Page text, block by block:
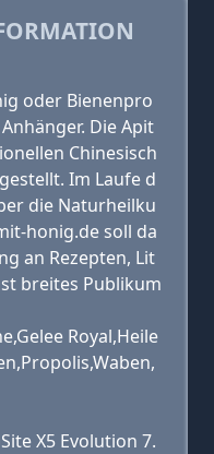
oder Bienenpro
Die Apit
Chinesisch
Im Laufe d
die Naturheilku
honig.de soll da
an Rezepten, Lit
breites Publikum
Royal,Heile
X5 Evolution 7.